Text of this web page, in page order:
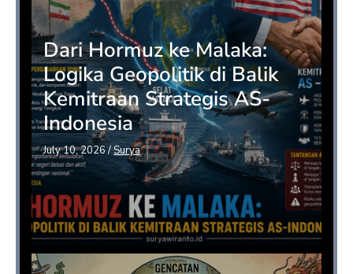
Dari Hormuz ke Malaka:
Logika Geopolitik di Balik
Kemitraan Strategis AS-
Indonesia
July 10, 2026/Surya